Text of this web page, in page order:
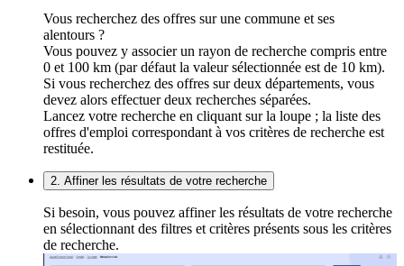
Vous recherchez des offres sur une commune et ses
alentours ?
Vous pouvez y associer un rayon de recherche compris entre
0 et 100 km (par défaut la valeur sélectionnée est de 10 km).
Si vous recherchez des offres sur deux départements, vous
devez alors effectuer deux recherches séparées.
Lancez votre recherche en cliquant sur la loupe ; la liste des
offres d'emploi correspondant à vos critères de recherche est
restituée.
2. Affiner les résultats de votre recherche
Si besoin, vous pouvez affiner les résultats de votre recherche
en sélectionnant des filtres et critères présents sous les critères
de recherche.